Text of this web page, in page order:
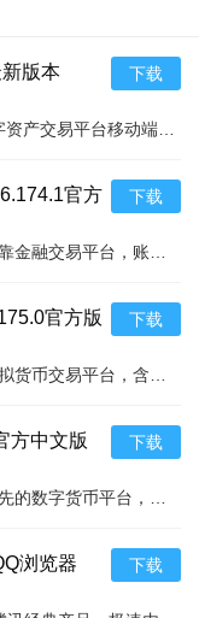
版本
下载
官方
下载
官方版 下载
方中文版
下载
浏览器
下载